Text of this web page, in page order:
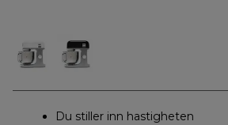
Du stiller inn hastigheten